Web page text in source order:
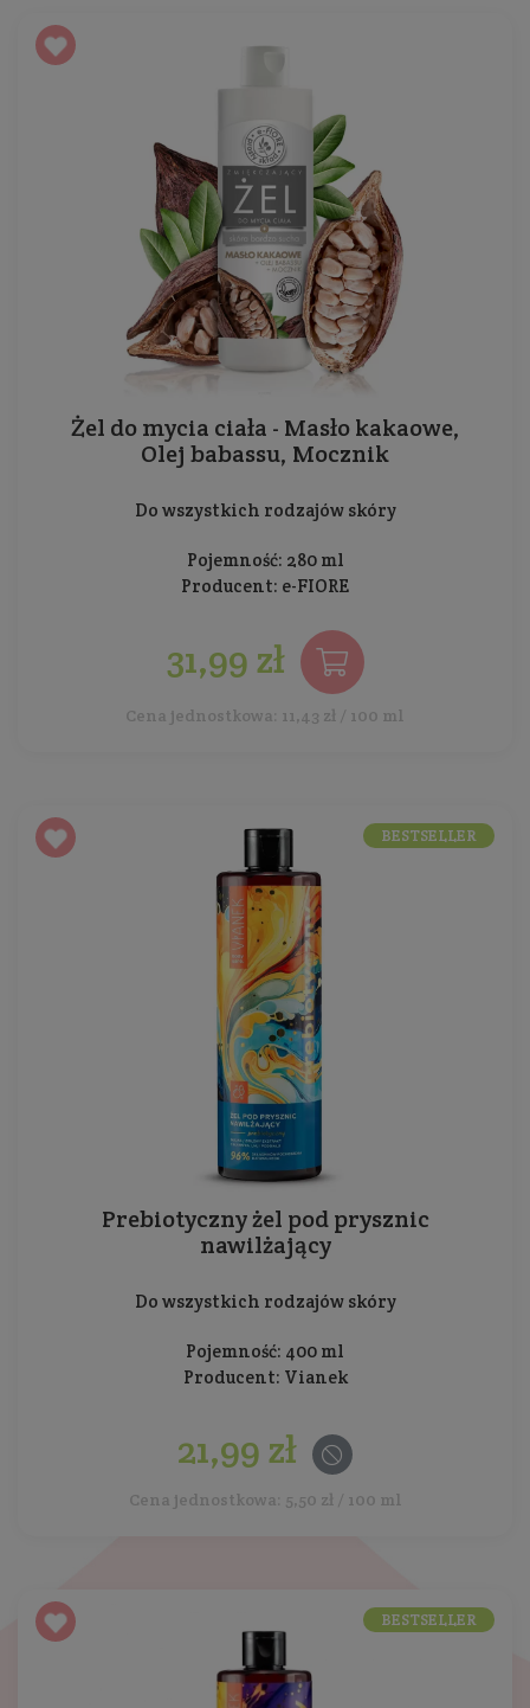
Żel do mycia ciała - Masło kakaowe,
Olej babassu, Mocznik
Do wszystkich rodzajów skóry
Pojemność: 280 ml
Producent: e-FIORE
31,99 zł
Cena jednostkowa: 11,43 zł / 100 ml
Prebiotyczny żel pod prysznic
nawilżający
Do wszystkich rodzajów skóry
Pojemność: 400 ml
Producent: Vianek
21,99 zł
Cena jednostkowa: 5,50 zł / 100 ml
BESTSELLER
BESTSELLER